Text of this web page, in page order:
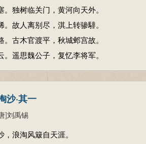
独树临关门，黄河向天外。
故人离别尽，淇上转骖騑。
古木官渡平，秋城邺宫故。
遥思魏公子，复忆李将军。
沙·其一
]刘禹锡
浪淘风簸自天涯。